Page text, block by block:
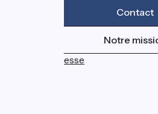
Contact
Notre
Espace Presse